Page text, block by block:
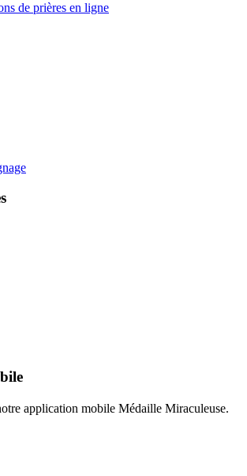
de prières en ligne
application mobile Médaille Miraculeuse.